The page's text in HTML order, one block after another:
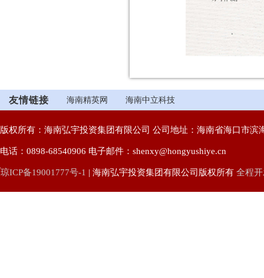
友情链接 海南精英网 海南中立科技
版权所有：海南弘宇投资集团有限公司 公司地址：海南省海口市滨
电话：0898-68540906 电子邮件：shenxy@hongyushiye.cn
琼ICP备19001777号-1 | 海南弘宇投资集团有限公司版权所有 全程